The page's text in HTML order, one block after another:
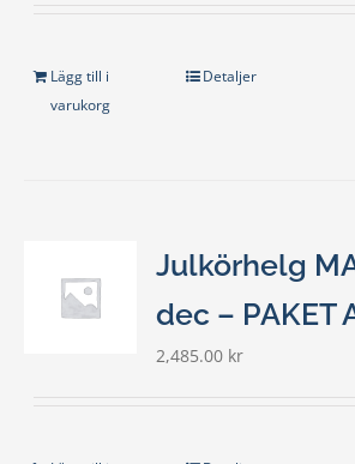
Lägg till i
varukorg
Detaljer
Julkörhelg
dec – PAKET
2,485.00 kr